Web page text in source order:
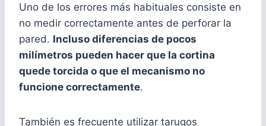
Uno de los errores más habituales consiste en
no medir correctamente antes de perforar la
pared. Incluso diferencias de pocos
milímetros pueden hacer que la cortina
quede torcida o que el mecanismo no
funcione correctamente.
También es frecuente utilizar tarugos